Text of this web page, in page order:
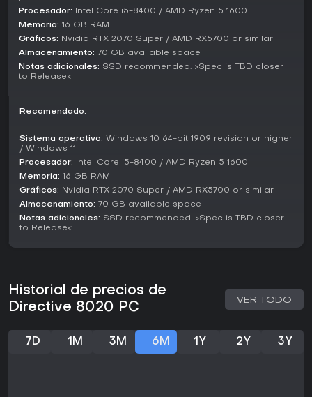
Si te gustan los títulos de horror narrativo con elecciones
que importan, Directive 8020 combina tensión y estrategia
de forma cautivadora. Su énfasis en la confianza y el sigilo
psicológica en escenarios de supervivencia.
cinematográfica con interacción, este te va a gustar, sobre
Como lanzamiento previsto para la primera mitad de 2026,
promete renovar el survival horror sci-fi en PC, PS5 o Xbox
Series X/S.
Procesador: Intel Core i5-8400 / AMD Ryzen 5 1600
Memoria: 16 GB RAM
Gráficos: Nvidia RTX 2070 Super / AMD RX5700 or similar
Almacenamiento: 70 GB available space
Notas adicionales: SSD recommended. >Spec is TBD closer
to Release<
Recomendado:
Sistema operativo: Windows 10 64-bit 1909 revision or higher
/ Windows 11
Procesador: Intel Core i5-8400 / AMD Ryzen 5 1600
Memoria: 16 GB RAM
Gráficos: Nvidia RTX 2070 Super / AMD RX5700 or similar
Almacenamiento: 70 GB available space
Notas adicionales: SSD recommended. >Spec is TBD closer
to Release<
Historial de precios de
Directive 8020 PC
VER TODO
7D 1M 3M 6M 1Y 2Y 3Y